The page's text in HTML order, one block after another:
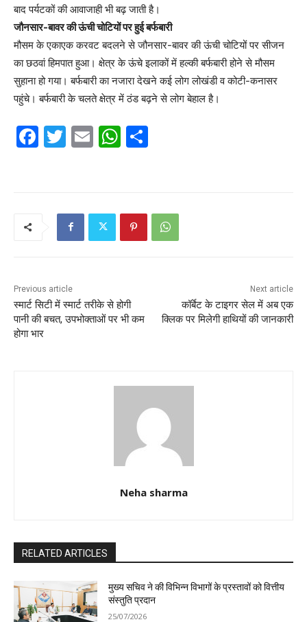
बाद पर्यटकों की आवाजाही भी बढ़ जाती है।
जौनसार-बावर की ऊंची चोटियों पर हुई बर्फबारी
मौसम के एकाएक करवट बदलने से जौनसार-बावर की ऊंची चोटियों पर सीजन
का छठवां हिमपात हुआ। क्षेत्र के ऊंचे इलाकों में हल्की बर्फबारी होने से मौसम
सुहाना हो गया। बर्फबारी का नजारा देखने कई लोग लोखंडी व कोटी-कनासर
पहुंचे। बर्फबारी के चलते क्षेत्र में ठंड बढ़ने से लोग बेहाल है।
F
k
T
E
W
A
p
Previous article
स्‍मार्ट सिटी में स्‍मार्ट तरीके से होगी
पानी की बचत, उपभोक्‍ताओं पर भी कम
होगा भार
Next article
कॉर्बेट के टाइगर सेल में अब एक
क्लिक पर मिलेगी हाथियों की जानकारी
Neha sharma
RELATED ARTICLES
मुख्य सचिव ने की विभिन्न विभागों के प्रस्तावों को वित्तीय
संस्तुति प्रदान
25/07/2026